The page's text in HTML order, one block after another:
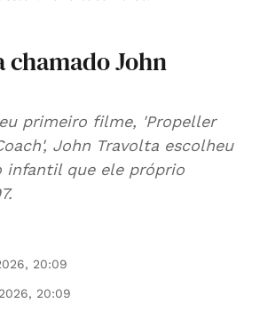
chamado John
primeiro filme, 'Propeller
John Travolta escolheu
infantil que ele próprio
20:09
20:09